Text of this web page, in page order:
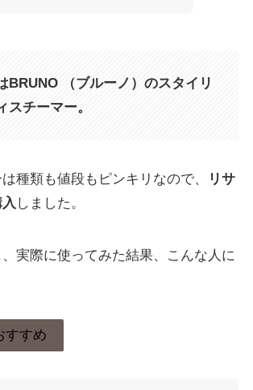
BRUNO （ブルーノ）のスタイリ
スチーマー。
種類も値段もピンキリなので、
リサ
しました。
実際に使ってみた結果、こんな人に
すすめ